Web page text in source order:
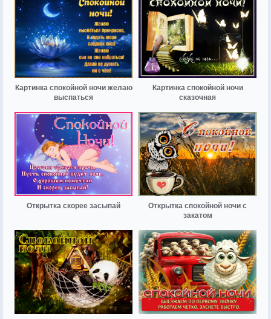
Картинка спокойной ночи желаю
выспаться
Картинка спокойной ночи
сказочная
Открытка скорее засыпай
Открытка спокойной ночи с
закатом